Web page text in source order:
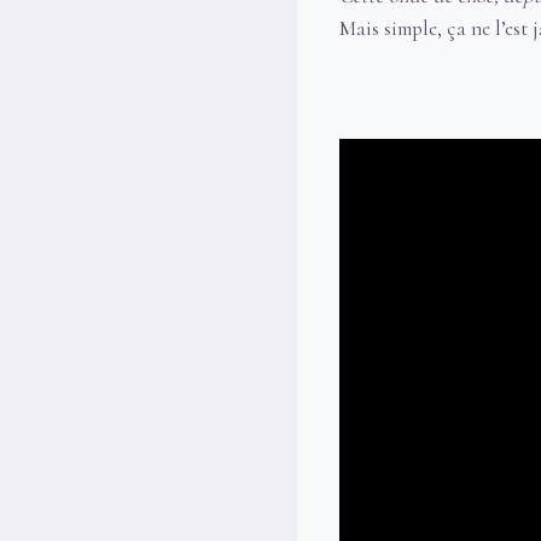
Mais simple, ça ne l’est